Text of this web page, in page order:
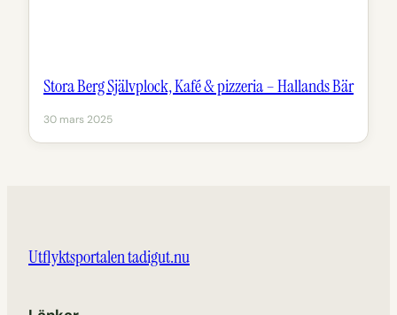
Stora Berg Självplock, Kafé & pizzeria – Hallands Bär
30 mars 2025
Utflyktsportalen tadigut.nu